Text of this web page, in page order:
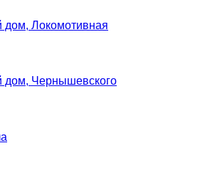
Локомотивная
Чернышевского